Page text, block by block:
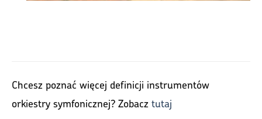
Chcesz poznać więcej definicji instrumentów
orkiestry symfonicznej? Zobacz tutaj